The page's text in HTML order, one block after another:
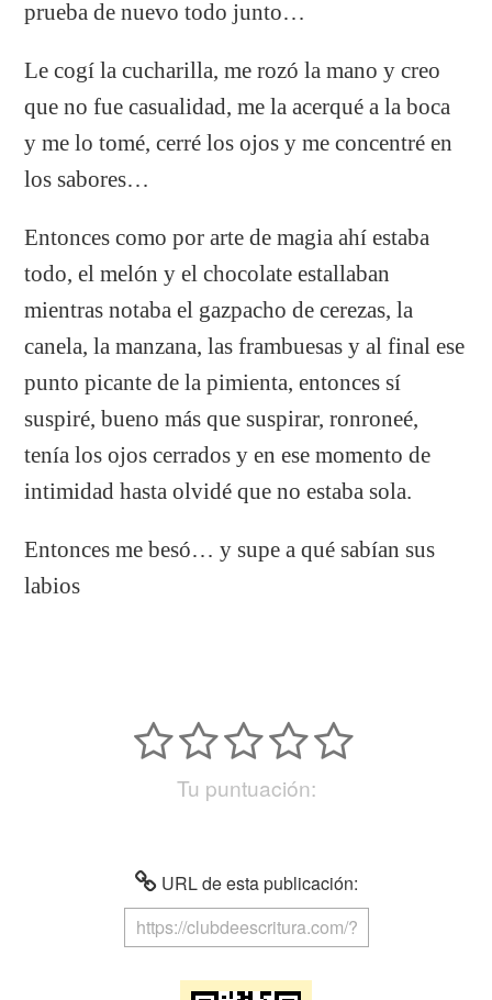
prueba de nuevo todo junto…
Le cogí la cucharilla, me rozó la mano y creo
que no fue casualidad, me la acerqué a la boca
y me lo tomé, cerré los ojos y me concentré en
los sabores…
Entonces como por arte de magia ahí estaba
todo, el melón y el chocolate estallaban
mientras notaba el gazpacho de cerezas, la
canela, la manzana, las frambuesas y al final ese
punto picante de la pimienta, entonces sí
suspiré, bueno más que suspirar, ronroneé,
tenía los ojos cerrados y en ese momento de
intimidad hasta olvidé que no estaba sola.
Entonces me besó… y supe a qué sabían sus
labios
Tu puntuación:
URL de esta publicación: